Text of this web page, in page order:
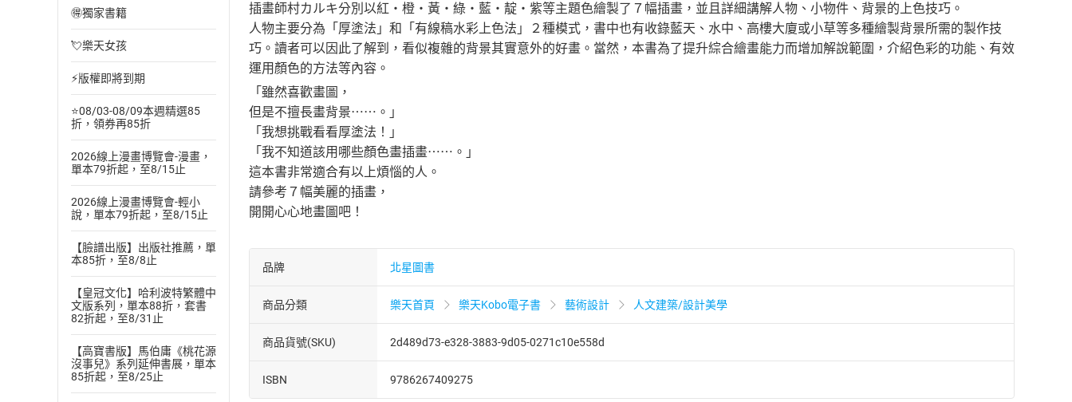
🉐獨家書籍
💘樂天女孩
⚡版權即將到期
⭐08/03-08/09本週精選85
折，領券再85折
2026線上漫畫博覽會-漫畫，
單本79折起，至8/15止
2026線上漫畫博覽會-輕小
說，單本79折起，至8/15止
【臉譜出版】出版社推薦，單
本85折，至8/8止
【皇冠文化】哈利波特繁體中
文版系列，單本88折，套書
82折起，至8/31止
【高寶書版】馬伯庸《桃花源
沒事兒》系列延伸書展，單本
85折起，至8/25止
插畫師村カルキ分別以紅‧橙‧黃‧綠‧藍‧靛‧紫等主題色繪製了７幅插畫，並且詳細講解人物、小物件、背景的上色技巧。
人物主要分為「厚塗法」和「有線稿水彩上色法」２種模式，書中也有收錄藍天、水中、高樓大廈或小草等多種繪製背景所需的製作技
巧。讀者可以因此了解到，看似複雜的背景其實意外的好畫。當然，本書為了提升綜合繪畫能力而增加解說範圍，介紹色彩的功能、有效
運用顏色的方法等內容。
「雖然喜歡畫圖，
但是不擅長畫背景⋯⋯。」
「我想挑戰看看厚塗法！」
「我不知道該用哪些顏色畫插畫⋯⋯。」
這本書非常適合有以上煩惱的人。
請參考７幅美麗的插畫，
開開心心地畫圖吧！
品牌 北星圖書
商品分類 樂天首頁 樂天Kobo電子書 藝術設計 人文建築/設計美學
商品貨號(SKU) 2d489d73-e328-3883-9d05-0271c10e558d
ISBN 9786267409275